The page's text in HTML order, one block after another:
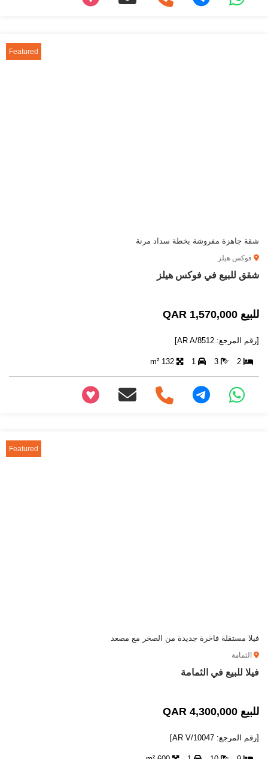
Featured
شقة جاهزة مفروشة بخطة سداد مرنة
فوكس هيلز
شقق للبيع في فوكس هيلز
للبيع 1,570,000 QAR
[رقم المرجع: AR A/8512]
2
3
1
132 m²
Featured
فيلا مستقلة فاخرة جديدة من الصخر مع مصعد
الثمامة
فيلا للبيع في الثمامة
للبيع 4,300,000 QAR
[رقم المرجع: AR V/10047]